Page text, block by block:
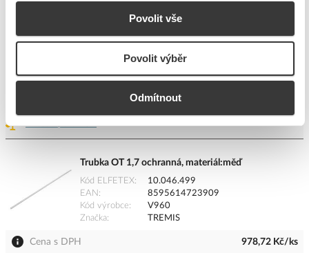
Povolit vše
Povolit výběr
Odmítnout
ks do košíku
Přidat k porovnání
Trubka OT 1,7 ochranná, materiál:měď
Kód ELFETEX
10.046.499
EAN
8595614723909
Kód výrobce
V960
Značka
TREMIS
Cena s DPH 978,72 Kč/ks